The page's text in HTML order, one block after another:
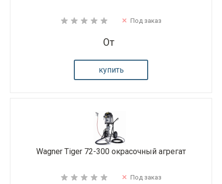
Под заказ
От
купить
Wagner Tiger 72-300 окрасочный агрегат
Под заказ